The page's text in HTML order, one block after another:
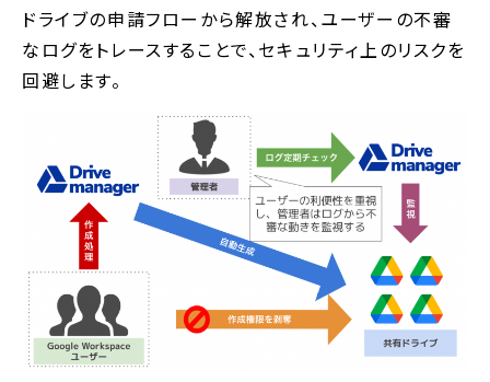
ドライブの申請フローから解放され、ユーザーの不審
なログをトレースすることで、セキュリティ上のリスクを
回避します。